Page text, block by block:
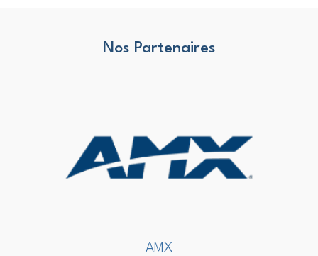
Nos Partenaires
AMX